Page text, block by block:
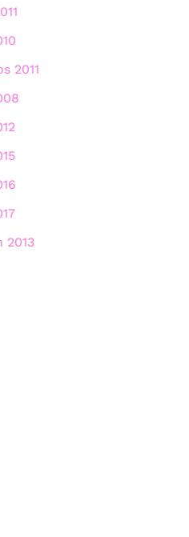
2011
2013